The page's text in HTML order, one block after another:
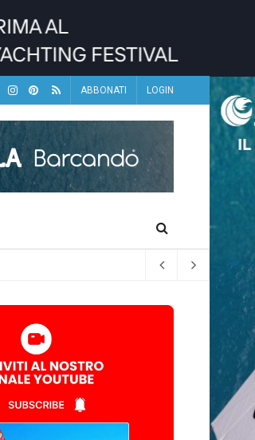
ABBONATI LOGIN